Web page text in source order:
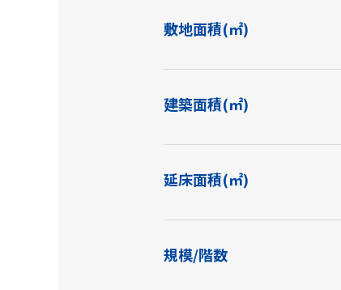
敷地面積(㎡)
建築面積(㎡)
延床面積(㎡)
規模/階数